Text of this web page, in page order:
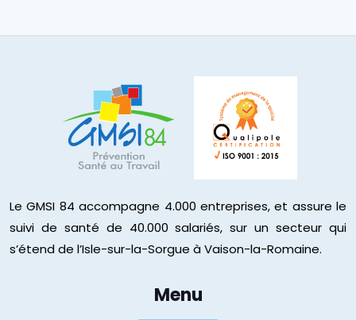
Le GMSI 84 accompagne 4.000 entreprises, et assure le
suivi de santé de 40.000 salariés, sur un secteur qui
s’étend de l’Isle-sur-la-Sorgue à Vaison-la-Romaine.
Menu